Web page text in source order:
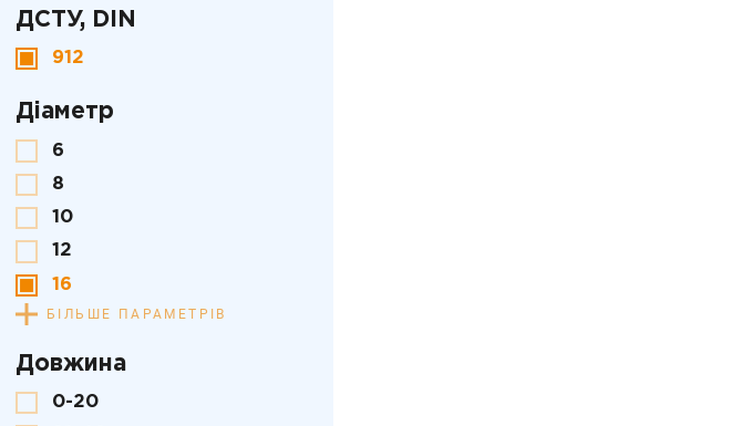
ДСТУ, DIN
912
Діаметр
6
8
10
12
16
БІЛЬШЕ ПАРАМЕТРІВ
Довжина
0-20